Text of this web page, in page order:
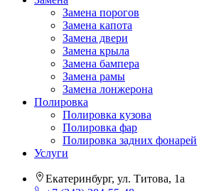
Замена порогов
Замена капота
Замена двери
Замена крыла
Замена бампера
Замена рамы
Замена лонжерона
Полировка
Полировка кузова
Полировка фар
Полировка задних фонарей
Услуги
Екатеринбург, ул. Титова, 1а